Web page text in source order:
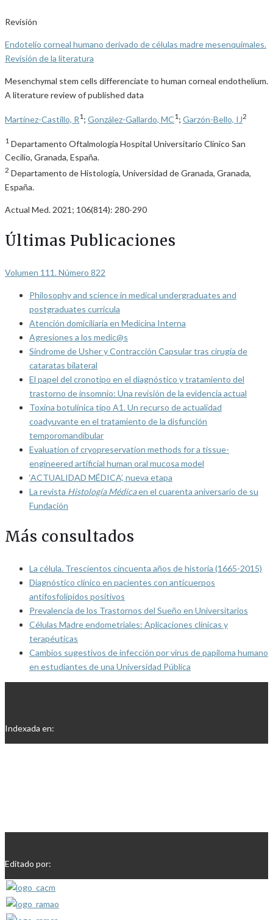
Revisión
Endotelio corneal humano derivado de células madre mesenquimales.
Revisión de la literatura
Mesenchymal stem cells differenciate to human corneal endothelium.
A literature review of published data
Martínez-Castillo, R1 ; González-Gallardo, MC1 ; Garzón-Bello, IJ2
1 Departamento Oftalmología Hospital Universitario Clínico San
Cecilio, Granada, España.
2 Departamento de Histología, Universidad de Granada, Granada,
España.
Actual Med. 2021; 106(814): 280-290
Últimas Publicaciones
Volumen 111. Número 822
Philosophy and science in medical undergraduates and
postgraduates curricula
Atención domiciliaria en Medicina Interna
Agresiones a los medic@s
Síndrome de Usher y Contracción Capsular tras cirugía de
cataratas bilateral
El papel del cronotipo en el diagnóstico y tratamiento del
trastorno de insomnio: Una revisión de la evidencia actual
Toxina botulínica tipo A1. Un recurso de actualidad
coadyuvante en el tratamiento de la disfunción
temporomandibular
Evaluation of cryopreservation methods for a tissue-
engineered artificial human oral mucosa model
‘ACTUALIDAD MÉDICA’, nueva etapa
La revista Histología Médicaen el cuarenta aniversario de su
Fundación
Más consultados
La célula. Trescientos cincuenta años de historia (1665-2015)
Diagnóstico clínico en pacientes con anticuerpos
antifosfolípidos positivos
Prevalencia de los Trastornos del Sueño en Universitarios
Células Madre endometriales: Aplicaciones clínicas y
terapéuticas
Cambios sugestivos de infección por virus de papiloma humano
en estudiantes de una Universidad Pública
Indexada en:
Editado por: